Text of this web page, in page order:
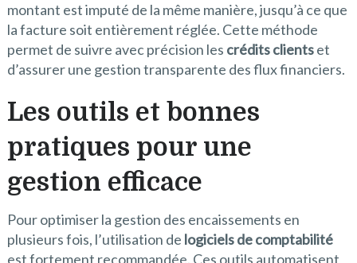
montant est imputé de la même manière, jusqu’à ce que
la facture soit entièrement réglée. Cette méthode
permet de suivre avec précision les crédits clientset
d’assurer une gestion transparente des flux financiers.
Les outils et bonnes
pratiques pour une
gestion efficace
Pour optimiser la gestion des encaissements en
plusieurs fois, l’utilisation de logiciels de comptabilité
est fortement recommandée. Ces outils automatisent